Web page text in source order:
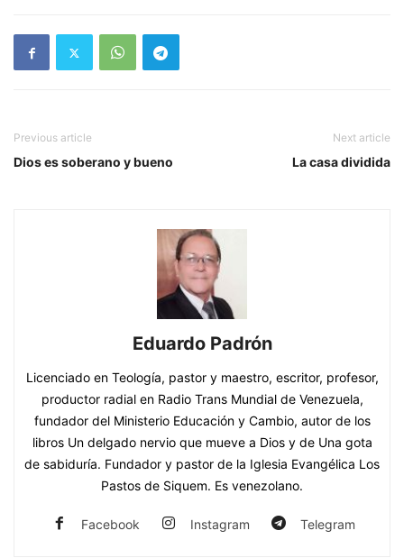
Previous article
Dios es soberano y bueno
Next article
La casa dividida
Eduardo Padrón
Licenciado en Teología, pastor y maestro, escritor, profesor,
productor radial en Radio Trans Mundial de Venezuela,
fundador del Ministerio Educación y Cambio, autor de los
libros Un delgado nervio que mueve a Dios y de Una gota
de sabiduría. Fundador y pastor de la Iglesia Evangélica Los
Pastos de Siquem. Es venezolano.
Facebook Instagram Telegram